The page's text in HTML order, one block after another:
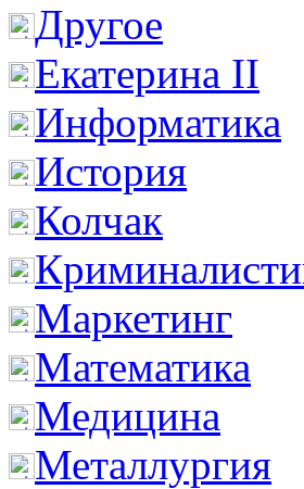
Другое
Екатерина II
Информатика
История
Колчак
Маркетинг
Математика
Медицина
Металлургия